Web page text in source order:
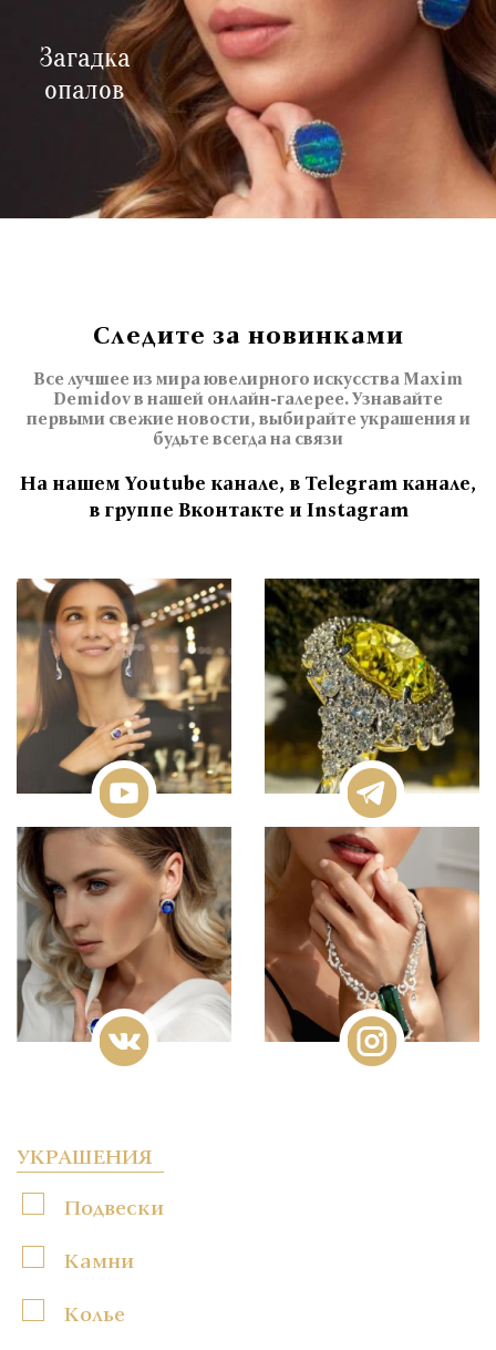
Загадка
опалов
Следите за новинками
Все лучшее из мира ювелирного искусства Maxim
Demidov в нашей онлайн-галерее. Узнавайте
первыми свежие новости, выбирайте украшения и
будьте всегда на связи
На нашем Youtube канале, в Telegram канале,
в группе Вконтакте и Instagram
УКРАШЕНИЯ
Подвески
Камни
Колье